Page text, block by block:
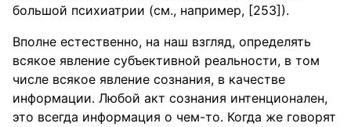
большой психиатрии (см., например, [253]).
Вполне естественно, на наш взгляд, определять
всякое явление субъективной реальности, в том
числе всякое явление сознания, в качестве
информации. Любой акт сознания интенционален,
это всегда информация о чем-то. Когда же говорят